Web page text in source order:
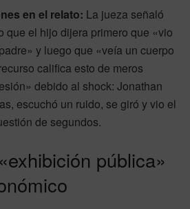
en el relato: La jueza señaló
que el hijo dijera primero que «vio
y luego que «veía un cuerpo
califica esto de meros
debido al shock: Jonathan
escuchó un ruido, se giró y vio el
de segundos.
pública»